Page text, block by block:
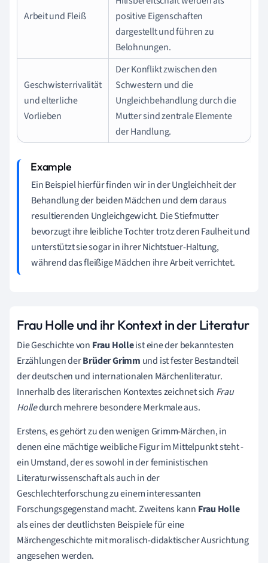
Arbeit und Fleiß
positive Eigenschaften
dargestellt und führen zu
Belohnungen.
Geschwisterrivalität
und elterliche
Vorlieben
Der Konflikt zwischen den
Schwestern und die
Ungleichbehandlung durch die
Mutter sind zentrale Elemente
der Handlung.
Ein Beispiel hierfür finden wir in der Ungleichheit der
Behandlung der beiden Mädchen und dem daraus
resultierenden Ungleichgewicht. Die Stiefmutter
bevorzugt ihre leibliche Tochter trotz deren Faulheit und
unterstützt sie sogar in ihrer Nichtstuer-Haltung,
während das fleißige Mädchen ihre Arbeit verrichtet.
Frau Holle und ihr Kontext in der Literatur
Die Geschichte von Frau Holleist eine der bekanntesten
Erzählungen derBrüder Grimm und ist fester Bestandteil
der deutschen und internationalen Märchenliteratur.
Innerhalb des literarischen Kontextes zeichnet sich Frau
Holledurch mehrere besondere Merkmale aus.
Erstens, es gehört zu den wenigen Grimm-Märchen, in
denen eine mächtige weibliche Figur im Mittelpunkt steht -
ein Umstand, der es sowohl in der feministischen
Literaturwissenschaft als auch in der
Geschlechterforschung zu einem interessanten
Forschungsgegenstand macht. Zweitens kann Frau Holle
als eines der deutlichsten Beispiele für eine
Märchengeschichte mit moralisch-didaktischer Ausrichtung
angesehen werden.